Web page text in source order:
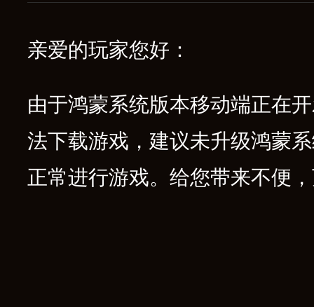
亲爱的玩家您好：
由于鸿蒙系统版本移动端正在
法下载游戏，建议未升级鸿蒙
正常进行游戏。给您带来不便